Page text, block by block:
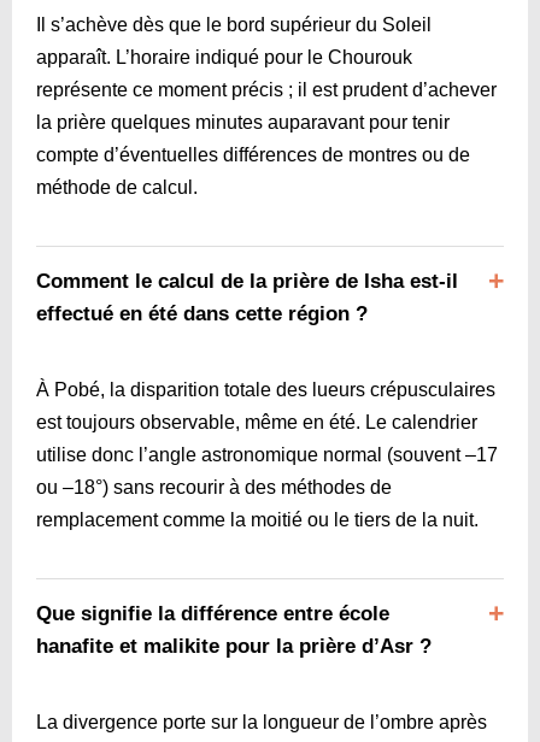
Il s’achève dès que le bord supérieur du Soleil
apparaît. L’horaire indiqué pour le Chourouk
représente ce moment précis ; il est prudent d’achever
la prière quelques minutes auparavant pour tenir
compte d’éventuelles différences de montres ou de
méthode de calcul.
Comment le calcul de la prière de Isha est-il
effectué en été dans cette région ?
À Pobé, la disparition totale des lueurs crépusculaires
est toujours observable, même en été. Le calendrier
utilise donc l’angle astronomique normal (souvent –17
ou –18°) sans recourir à des méthodes de
remplacement comme la moitié ou le tiers de la nuit.
Que signifie la différence entre école
hanafite et malikite pour la prière d’Asr ?
La divergence porte sur la longueur de l’ombre après